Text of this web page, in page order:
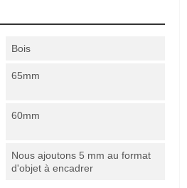
Bois
65mm
60mm
Nous ajoutons 5 mm au format
d'objet à encadrer